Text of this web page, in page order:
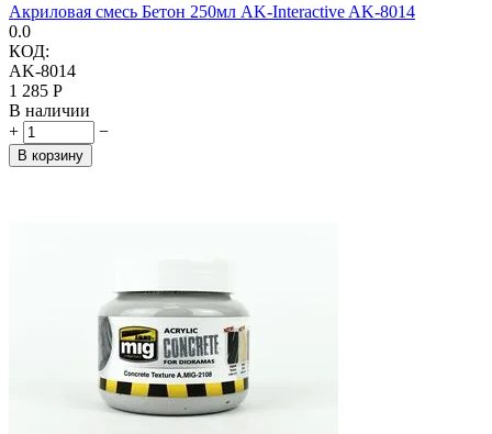
Акриловая смесь Бетон 250мл AK-Interactive AK-8014
0.0
КОД:
AK-8014
1 285 Р
В наличии
+
−
В корзину